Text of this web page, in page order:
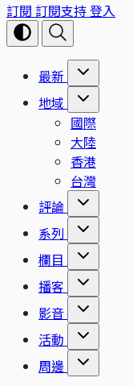
訂閱 訂閱支持登入
最新
地域
國際
大陸
香港
台灣
評論
系列
欄目
播客
影音
活動
周邊